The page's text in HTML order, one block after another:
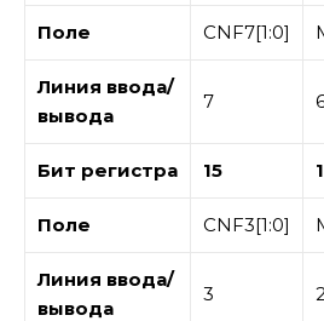
Поле CNF7[1:0]
Линия ввода/
вывода
7
Бит регистра 15
Поле CNF3[1:0]
Линия ввода/
вывода
3